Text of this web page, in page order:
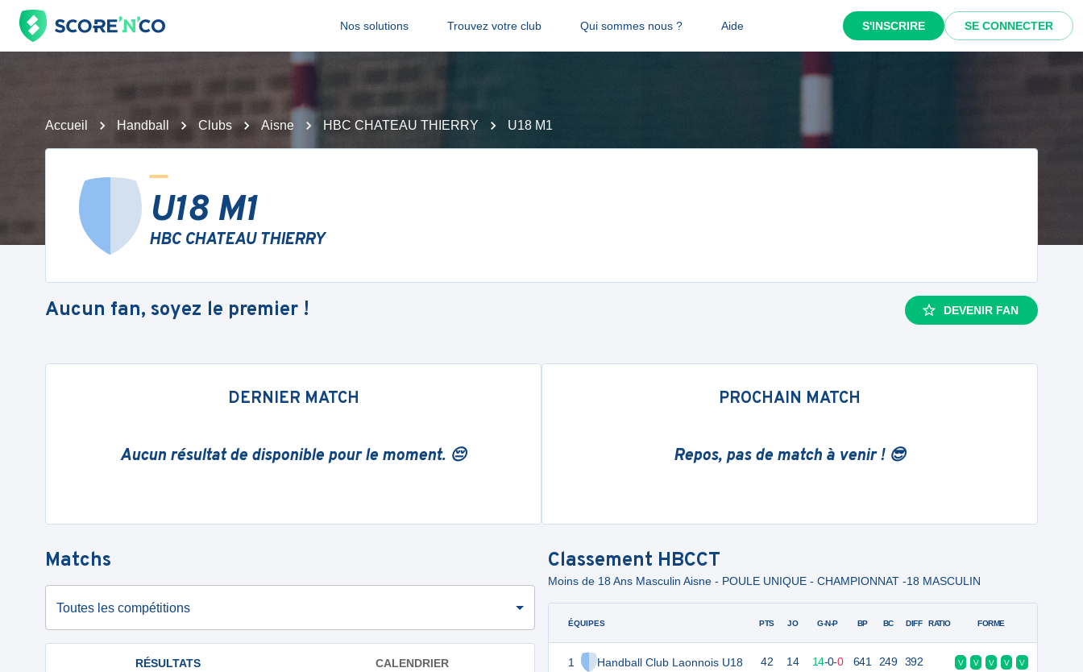
Nos solutions Trouvez votre club Qui sommes nous ? Aide S'INSCRIRE SE CONNECTER
Accueil Handball Clubs Aisne HBC CHATEAU THIERRY U18 M1
U18 M1
HBC CHATEAU THIERRY
Aucun fan, soyez le premier ! DEVENIR FAN
DERNIER MATCH
Aucun résultat de disponible pour le moment. 😔
PROCHAIN MATCH
Repos, pas de match à venir ! 😎
Matchs
Toutes les compétitions
RÉSULTATS CALENDRIER
Classement HBCCT
Moins de 18 Ans Masculin Aisne - POULE UNIQUE - CHAMPIONNAT -18 MASCULIN
ÉQUIPES
1 Handball Club Laonnois U18
PTS JO G-N-P BP BC DIFF RATIO FORME
42 14 14-0-0 641 249 392 V V V V V